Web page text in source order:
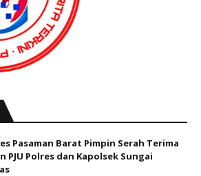
Pasaman Barat Pimpin Serah Terima
PJU Polres dan Kapolsek Sungai